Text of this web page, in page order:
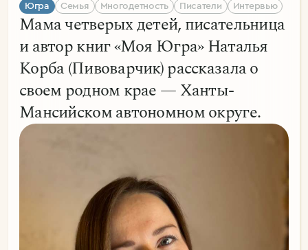
Югра Семья Многодетность Писатели Интервью
Мама четверых детей, писательница
и автор книг «Моя Югра» Наталья
Корба (Пивоварчик) рассказала о
своем родном крае — Ханты-
Мансийском автономном округе.